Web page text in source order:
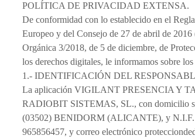
POLÍTICA DE PRIVACIDAD EXTENSA.
De conformidad con lo establecido en el
Europeo y del Consejo de 27 de abril de
Orgánica 3/2018, de 5 de diciembre, de
los derechos digitales, le informamos sobre los
1.- IDENTIFICACIÓN DEL
La aplicación VIGILANT PRESENCIA Y
RADIOBIT SISTEMAS, SL., con domicilio
(03502) BENIDORM (ALICANTE), y N.I.F.
965856457, y correo electrónico